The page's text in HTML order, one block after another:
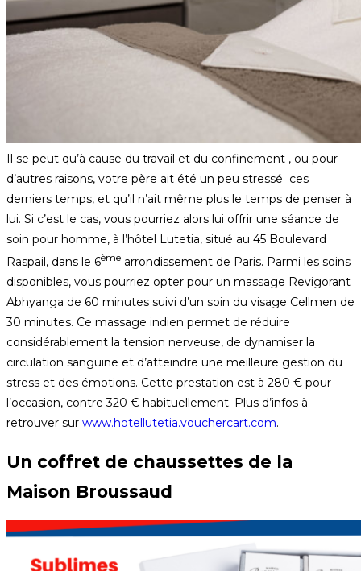
Il se peut qu’à cause du travail et du confinement , ou pour
d’autres raisons, votre père ait été un peu stressé ces
derniers temps, et qu’il n’ait même plus le temps de penser à
lui. Si c’est le cas, vous pourriez alors lui offrir une séance de
soin pour homme, à l’hôtel Lutetia, situé au 45 Boulevard
Raspail, dans le 6ème arrondissement de Paris. Parmi les soins
disponibles, vous pourriez opter pour un massage Revigorant
Abhyanga de 60 minutes suivi d’un soin du visage Cellmen de
30 minutes. Ce massage indien permet de réduire
considérablement la tension nerveuse, de dynamiser la
circulation sanguine et d’atteindre une meilleure gestion du
stress et des émotions. Cette prestation est à 280 € pour
l’occasion, contre 320 € habituellement. Plus d’infos à
retrouver sur www.hotellutetia.vouchercart.com.
Un coffret de chaussettes de la
Maison Broussaud